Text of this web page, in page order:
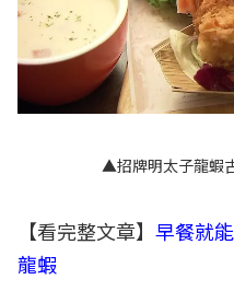
▲招牌明太子龍蝦
【看完整文章】 早餐就
龍蝦